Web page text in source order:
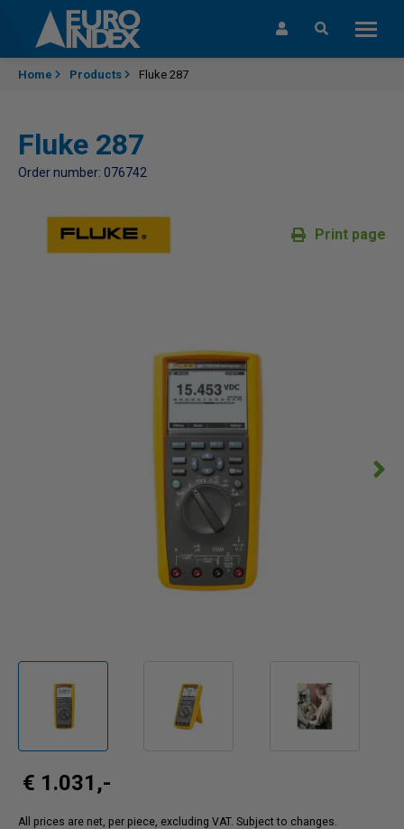
Skip to content
Home Products Fluke 287
Fluke 287
Order number: 076742
Print page
€ 1.031,-
All prices are net, per piece, excluding VAT. Subject to changes.